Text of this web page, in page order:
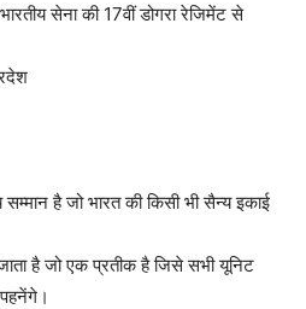
सेना की 17वीं डोगरा रेजिमेंट से
है जो भारत की किसी भी सैन्य इकाई
है जो एक प्रतीक है जिसे सभी यूनिट